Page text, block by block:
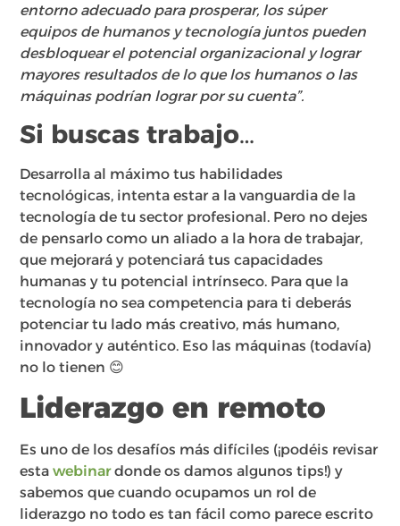
entorno adecuado para prosperar, los súper
equipos de humanos y tecnología juntos pueden
desbloquear el potencial organizacional y lograr
mayores resultados de lo que los humanos o las
máquinas podrían lograr por su cuenta”.
Si buscas trabajo…
Desarrolla al máximo tus habilidades
tecnológicas, intenta estar a la vanguardia de la
tecnología de tu sector profesional. Pero no dejes
de pensarlo como un aliado a la hora de trabajar,
que mejorará y potenciará tus capacidades
humanas y tu potencial intrínseco. Para que la
tecnología no sea competencia para ti deberás
potenciar tu lado más creativo, más humano,
innovador y auténtico. Eso las máquinas (todavía)
no lo tienen 😊
Liderazgo en remoto
Es uno de los desafíos más difíciles (¡podéis revisar
estawebinardonde os damos algunos tips!) y
sabemos que cuando ocupamos un rol de
liderazgo no todo es tan fácil como parece escrito